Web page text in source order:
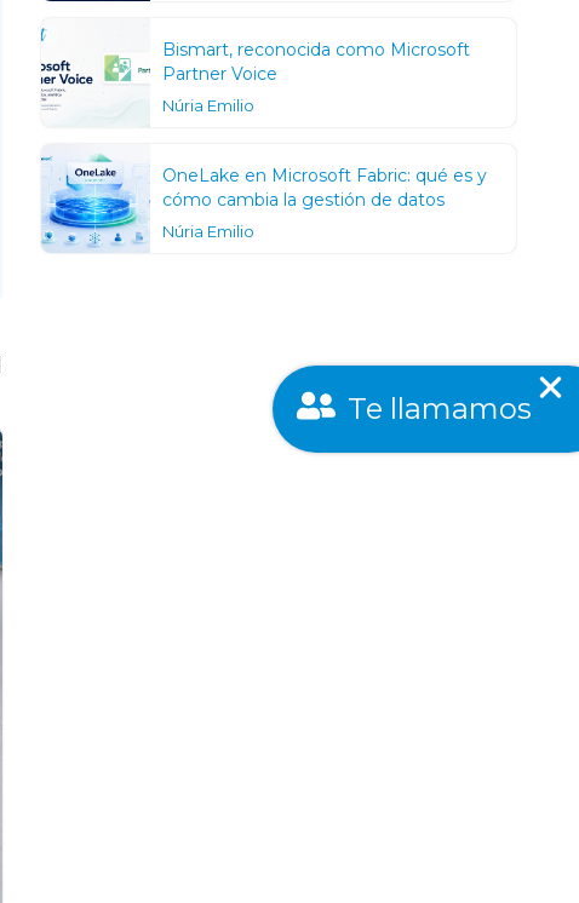
Bismart, reconocida como Microsoft
Partner Voice
Núria Emilio
OneLake en Microsoft Fabric: qué es y
cómo cambia la gestión de datos
Núria Emilio
Te llamamos